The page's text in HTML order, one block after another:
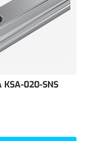
KSA-020-SNS